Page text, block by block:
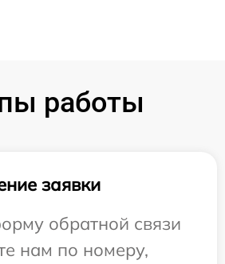
работы
заявки
обратной связи
нам по номеру,